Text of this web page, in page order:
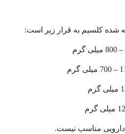
شده کلسیم به قرار زیر است:
مناسب نیست.